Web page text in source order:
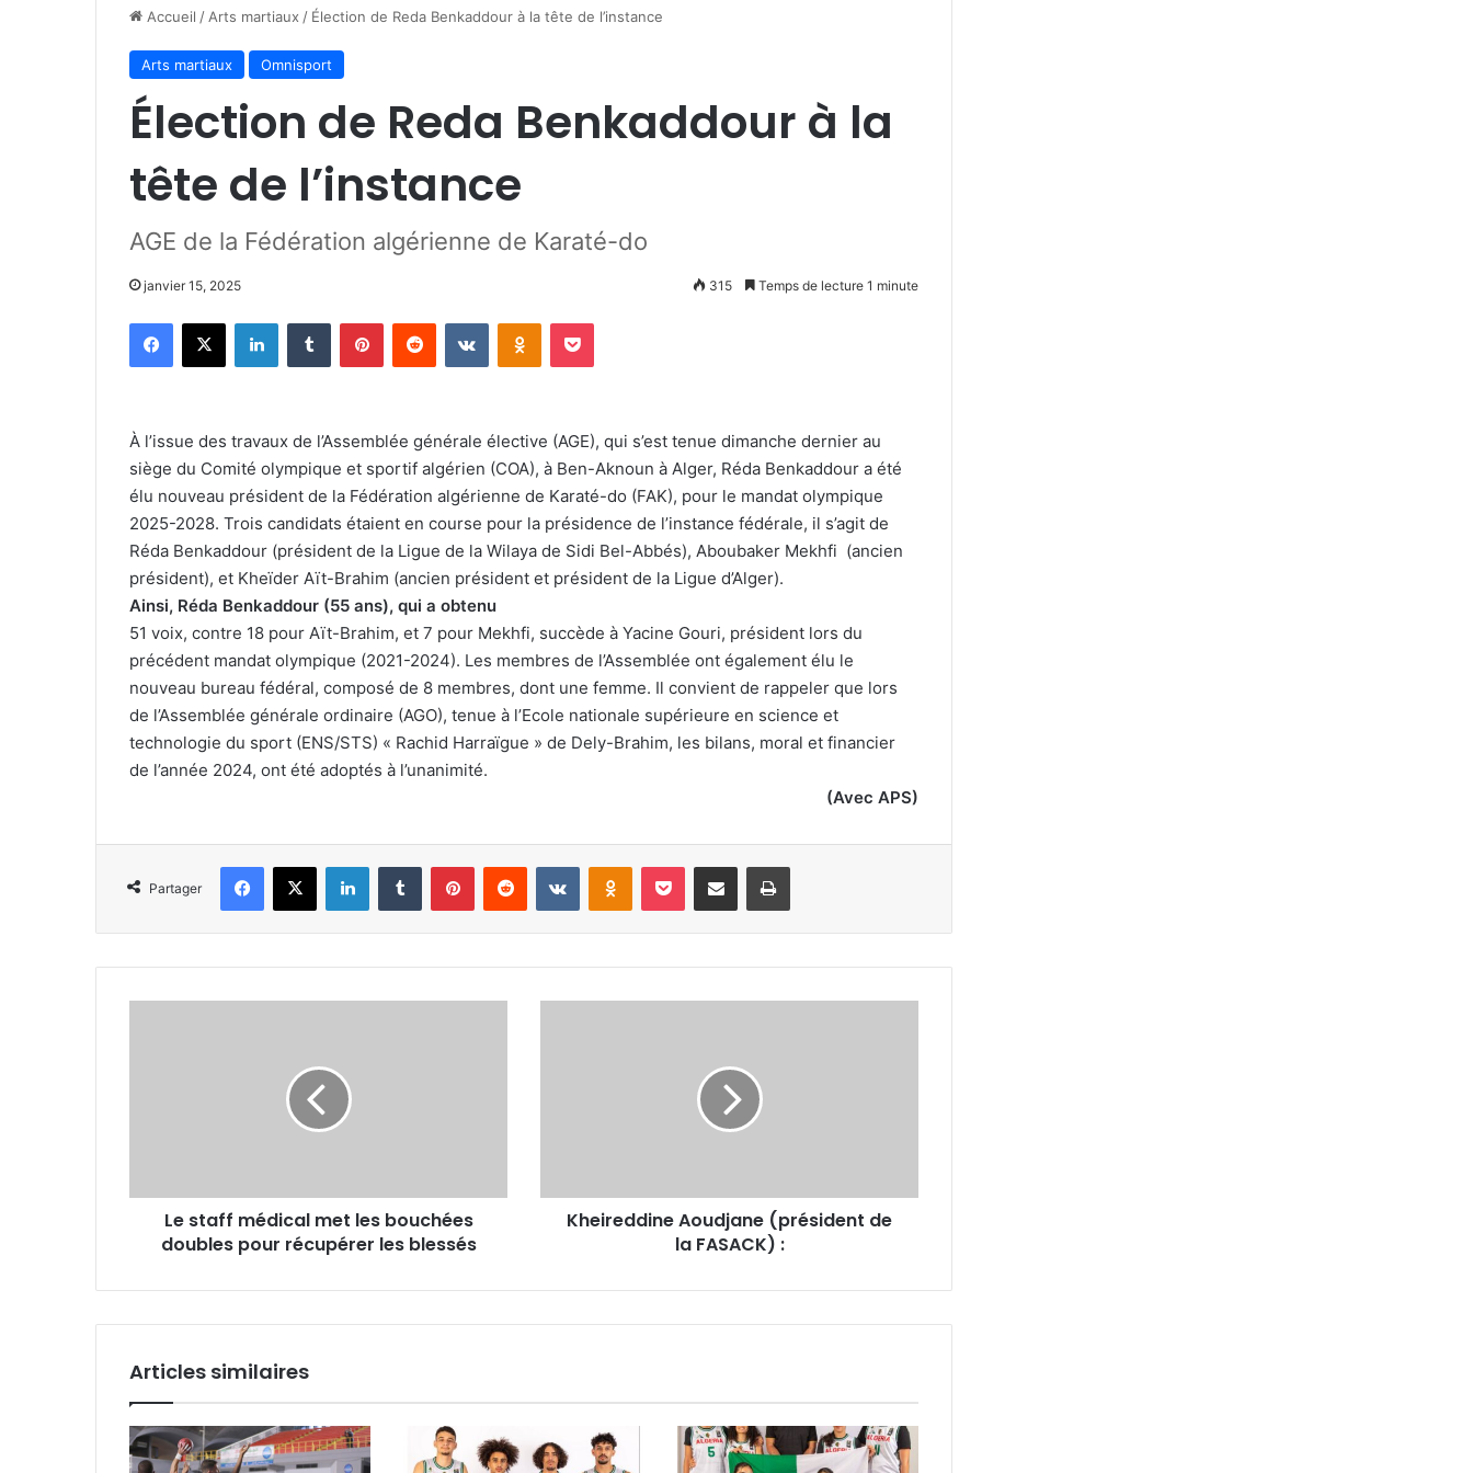
Accueil / Arts martiaux / Élection de Reda Benkaddour à la tête de l’instance
Arts martiaux Omnisport
Élection de Reda Benkaddour à la
tête de l’instance
AGE de la Fédération algérienne de Karaté-do
janvier 15, 2025 315 Temps de lecture 1 minute
Facebook
X LinkedinTumblr PinterestReddit VKontakteOdnoklassniki
Pocket
À l’issue des travaux de l’Assemblée générale élective (AGE), qui s’est tenue dimanche dernier au
siège du Comité olympique et sportif algérien (COA), à Ben-Aknoun à Alger, Réda Benkaddour a été
élu nouveau président de la Fédération algérienne de Karaté-do (FAK), pour le mandat olympique
2025-2028. Trois candidats étaient en course pour la présidence de l’instance fédérale, il s’agit de
Réda Benkaddour (président de la Ligue de la Wilaya de Sidi Bel-Abbés), Aboubaker Mekhfi (ancien
président), et Kheïder Aït-Brahim (ancien président et président de la Ligue d’Alger).
Ainsi, Réda Benkaddour (55 ans), qui a obtenu
51 voix, contre 18 pour Aït-Brahim, et 7 pour Mekhfi, succède à Yacine Gouri, président lors du
précédent mandat olympique (2021-2024). Les membres de l’Assemblée ont également élu le
nouveau bureau fédéral, composé de 8 membres, dont une femme. Il convient de rappeler que lors
de l’Assemblée générale ordinaire (AGO), tenue à l’Ecole nationale supérieure en science et
technologie du sport (ENS/STS) « Rachid Harraïgue » de Dely-Brahim, les bilans, moral et financier
de l’année 2024, ont été adoptés à l’unanimité.
(Avec APS)
Partager
Facebook
X LinkedinTumblr PinterestReddit VKontakteOdnoklassniki
Pocket Partager par email Imprimer
récupérer
blessés
Le staff médical met les bouchées
doubles pour récupérer les blessés
Kheireddine Aoudjane (président de
la FASACK) :
Articles similaires